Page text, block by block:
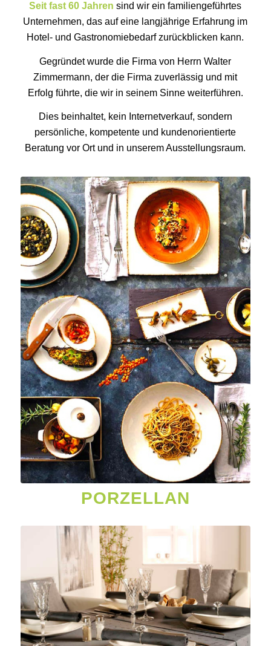
Seit fast 60 Jahren sind wir ein familiengeführtes
Unternehmen, das auf eine langjährige Erfahrung im
Hotel- und Gastronomiebedarf zurückblicken kann.
Gegründet wurde die Firma von Herrn Walter
Zimmermann, der die Firma zuverlässig und mit
Erfolg führte, die wir in seinem Sinne weiterführen.
Dies beinhaltet, kein Internetverkauf, sondern
persönliche, kompetente und kundenorientierte
Beratung vor Ort und in unserem Ausstellungsraum.
PORZELLAN